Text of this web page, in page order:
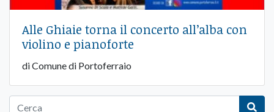
Alle Ghiaie torna il concerto all’alba con
violino e pianoforte
di Comune di Portoferraio